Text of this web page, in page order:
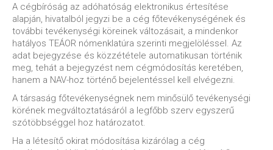
A cégbíróság az adóhatóság elektronikus értesítése
alapján, hivatalból jegyzi be a cég főtevékenységének és
további tevékenységi köreinek változásait, a mindenkor
hatályos TEÁOR nómenklatúra szerinti megjelöléssel. Az
adat bejegyzése és közzététele automatikusan történik
meg, tehát a bejegyzést nem cégmódosítás keretében,
hanem a NAV-hoz történő bejelentéssel kell elvégezni.
A társaság főtevékenységnek nem minősülő tevékenységi
körének megváltoztatásáról a legfőbb szerv egyszerű
szótöbbséggel hoz határozatot.
Ha a létesítő okirat módosítása kizárólag a cég